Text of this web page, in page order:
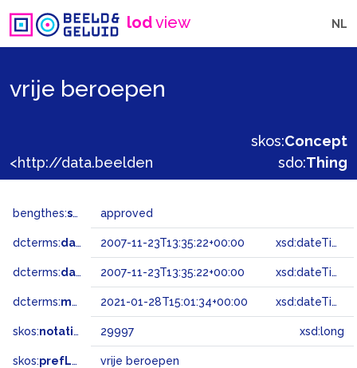
lodview NL
vrije beroepen
skos:Concept
sdo:Thing
bengthes:status approved
dcterms:dateAccepted 2007-11-23T13:35:22+00:00 xsd:dateTime
dcterms:dateSubmitted 2007-11-23T13:35:22+00:00 xsd:dateTime
dcterms:modified 2021-01-28T15:01:34+00:00 xsd:dateTime
skos:notation 29997 xsd:long
skos:prefLabel vrije beroepen